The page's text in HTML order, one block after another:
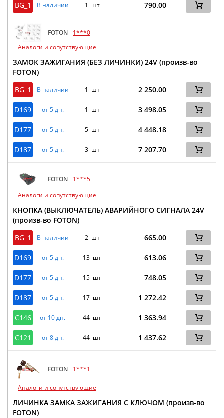
BG_1
В наличии 1 шт 790.00
FOTON
1***0
Аналоги и сопутствующие
ЗАМОК ЗАЖИГАНИЯ (БЕЗ ЛИЧИНКИ) 24V (произв-во
FOTON)
BG_1
В наличии 1 шт 2 250.00
D169 от 5 дн. 1 шт 3 498.05
D177 от 5 дн. 5 шт 4 448.18
D187 от 5 дн. 3 шт 7 207.70
FOTON
1***5
Аналоги и сопутствующие
КНОПКА (ВЫКЛЮЧАТЕЛЬ) АВАРИЙНОГО СИГНАЛА 24V
(произв-во FOTON)
BG_1
В наличии 2 шт 665.00
D169 от 5 дн. 13 шт 613.06
D177 от 5 дн. 15 шт 748.05
D187 от 5 дн. 17 шт 1 272.42
C146 от 10 дн. 44 шт 1 363.94
C121 от 8 дн. 44 шт 1 437.62
FOTON 1***1
Аналоги и сопутствующие
ЛИЧИНКА ЗАМКА ЗАЖИГАНИЯ С КЛЮЧОМ (произв-во
FOTON)